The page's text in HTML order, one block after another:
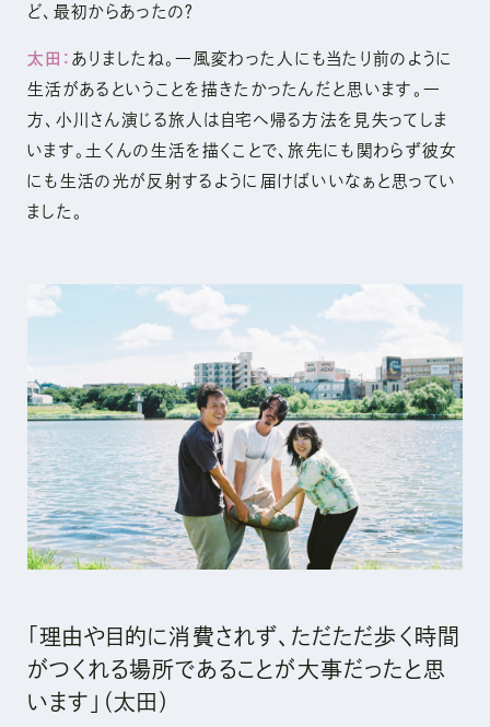
ど、最初からあったの？
太田：ありましたね。一風変わった人にも当たり前のように
生活があるということを描きたかったんだと思います。一
方、小川さん演じる旅人は自宅へ帰る方法を見失ってしま
います。土くんの生活を描くことで、旅先にも関わらず彼女
にも生活の光が反射するように届けばいいなぁと思ってい
ました。
「理由や目的に消費されず、ただただ歩く時間
がつくれる場所であることが大事だったと思
います」（太田）